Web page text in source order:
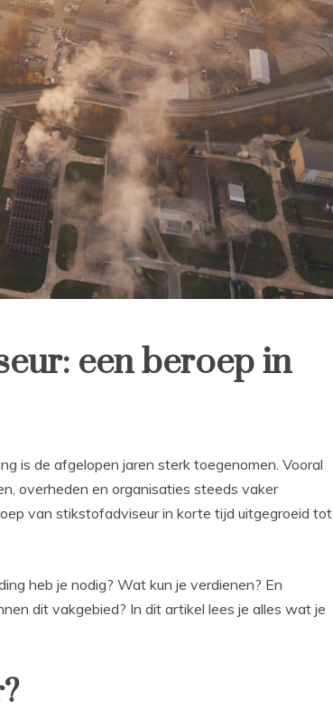
een beroep in
is de afgelopen jaren sterk toegenomen. Vooral
overheden en organisaties steeds vaker
van stikstofadviseur in korte tijd uitgegroeid tot
heb je nodig? Wat kun je verdienen? En
dit vakgebied? In dit artikel lees je alles wat je